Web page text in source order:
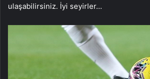
ulaşabilirsiniz. İyi seyirler…